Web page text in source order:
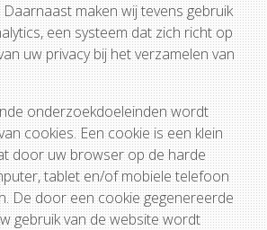
maken wij tevens gebruik
een systeem dat zich richt op
uw privacy bij het verzamelen van
onderzoekdoeleinden wordt
cookies. Een cookie is een klein
door uw browser op de harde
tablet en/of mobiele telefoon
De door een cookie gegenereerde
gebruik van de website wordt